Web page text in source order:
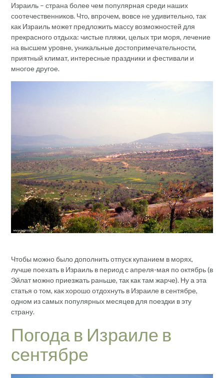
Израиль – страна более чем популярная среди наших
соотечественников. Что, впрочем, вовсе не удивительно, так
как Израиль может предложить массу возможностей для
прекрасного отдыха: чистые пляжи, целых три моря, лечение
на высшем уровне, уникальные достопримечательности,
приятный климат, интересные праздники и фестивали и
многое другое.
Чтобы можно было дополнить отпуск купанием в морях,
лучше поехать в Израиль в период с апреля-мая по октябрь (в
Эйлат можно приезжать раньше, так как там жарче). Ну а эта
статья о том, как хорошо отдохнуть в Израиле в сентябре,
одном из самых популярных месяцев для поездки в эту
страну.
Погода в Израиле в
сентябре